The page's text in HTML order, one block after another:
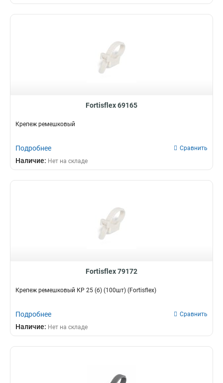
Fortisflex 69165
Крепеж ремешковый
Подробнее Сравнить
Наличие: Нет на складе
Fortisflex 79172
Крепеж ремешковый КР 25 (б) (100шт) (Fortisflex)
Подробнее Сравнить
Наличие: Нет на складе